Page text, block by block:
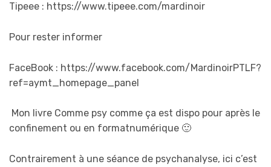
Tipeee : https://www.tipeee.com/mardinoir
Pour rester informer
FaceBook : https://www.facebook.com/MardinoirPTLF?
ref=aymt_homepage_panel
Mon livre Comme psy comme ça est dispo pour après le
confinement ou en formatnumérique 🙂
Contrairement à une séance de psychanalyse, ici c’est